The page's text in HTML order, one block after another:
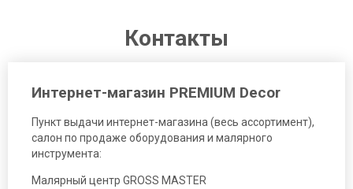
Контакты
Интернет-магазин PREMIUM Decor
Пункт выдачи интернет-магазина (весь ассортимент),
салон по продаже оборудования и малярного
инструмента:
Малярный центр GROSS MASTER